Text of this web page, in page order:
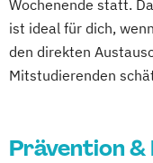
Wochenende statt.
ist ideal für dich,
den direkten
Mitstudierenden
Prävention